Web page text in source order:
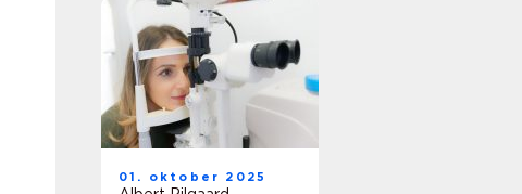
01. oktober 2025